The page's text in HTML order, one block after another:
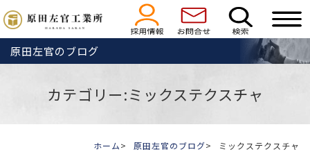
原田左官のブログ
カテゴリー:ミックステクスチャ
ホーム 原田左官のブログ ミックステクスチャ